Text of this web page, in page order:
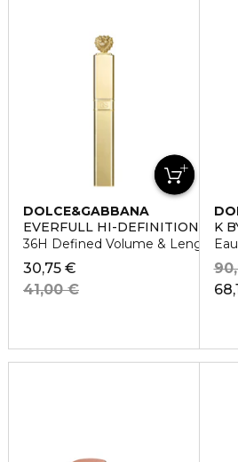
DOLCE&GABBANA
EVERFULL HI-DEFINITION
36H Defined Volume & Length
30,75 €
41,00 €
K